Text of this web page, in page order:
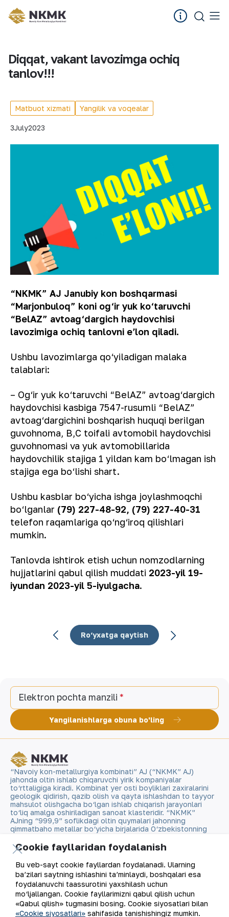
Diqqat, vakant lavozimga ochiq
tanlov!!!
Matbuot xizmati Yangilik va voqealar
3July2023
“NKMK” AJ Janubiy kon boshqarmasi
“Marjonbuloq” koni og‘ir yuk ko‘taruvchi
“BelAZ” avtoag‘dargich haydovchisi
lavozimiga ochiq tanlovni eʼlon qiladi.
Ushbu lavozimlarga qo‘yiladigan malaka
talablari:
– Og‘ir yuk ko‘taruvchi “BelAZ” avtoag‘dargich
haydovchisi kasbiga 7547-rusumli “BelAZ”
avtoag‘dargichini boshqarish huquqi berilgan
guvohnoma, B,C toifali avtomobil haydovchisi
guvohnomasi va yuk avtomobillarida
haydovchilik stajiga 1 yildan kam bo‘lmagan ish
stajiga ega bo‘lishi shart.
Ushbu kasblar bo‘yicha ishga joylashmoqchi
bo‘lganlar (79) 227-48-92, (79) 227-40-31
telefon raqamlariga qo‘ng‘iroq qilishlari
mumkin.
Tanlovda ishtirok etish uchun nomzodlarning
hujjatlarini qabul qilish muddati 2023-yil 19-
iyundan 2023-yil 5-iyulgacha.
Ro‘yxatga qaytish
Elektron pochta manzili
Yangilanishlarga obuna bo'ling
“Navoiy kon-metallurgiya kombinati” AJ (“NKMK” AJ)
jahonda oltin ishlab chiqaruvchi yirik kompaniyalar
to‘rttaligiga kiradi. Kombinat yer osti boyliklari zaxiralarini
geologik qidirish, qazib olish va qayta ishlashdan to tayyor
mahsulot olishgacha bo‘lgan ishlab chiqarish jarayonlari
to‘liq amalga oshiriladigan sanoat klasteridir. “NKMK”
AJning “999,9” soflikdagi oltin quymalari jahonning
qimmatbaho metallar bo‘yicha birjalarida O‘zbekistonning
Bizning faoliyatimiz
Barqaror rivojlanish
Sayt xaritasi
Foydalanish shartlari
Cookie fayllaridan foydalanish
Bu veb-sayt cookie fayllardan foydalanadi. Ularning
ba’zilari saytning ishlashini ta’minlaydi, boshqalari esa
foydalanuvchi taassurotini yaxshilash uchun
mo‘ljallangan. Cookie fayllarimizni qabul qilish uchun
«Qabul qilish» tugmasini bosing. Cookie siyosatlari bilan
«Cookie siyosatlari» sahifasida tanishishingiz mumkin.